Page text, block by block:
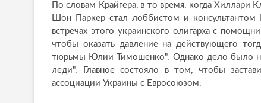
По словам Крайгера, в то время, когда Хиллари
Шон Паркер стал лоббистом и консультантом
встречах этого украинского олигарха с
чтобы оказать давление на действующего
тюрьмы Юлии Тимошенко". Однако дело было
леди". Главное состояло в том, чтобы
ассоциации Украины с Евросоюзом.